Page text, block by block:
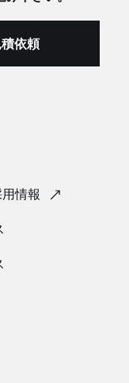
依頼
情報